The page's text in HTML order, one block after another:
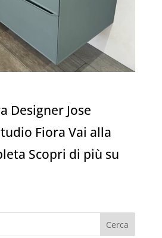
Designer Jose
Fiora Vai alla
Scopri di più su
Cerca